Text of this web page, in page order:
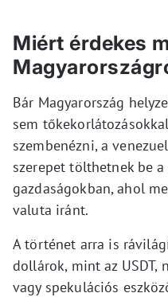
Miért érdekes
Bár Magyarország
sem
szembenézni, a
szerepet tölthetnek be
gazdaságokban, ahol
valuta iránt.
A történet arra is
dollárok, mint az USDT,
vagy spekulációs